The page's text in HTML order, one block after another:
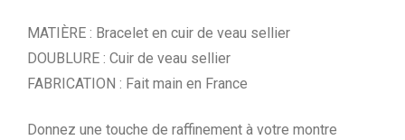
MATIÈRE : Bracelet en cuir de veau sellier
DOUBLURE : Cuir de veau sellier
FABRICATION : Fait main en France
Donnez une touche de raffinement à votre montre